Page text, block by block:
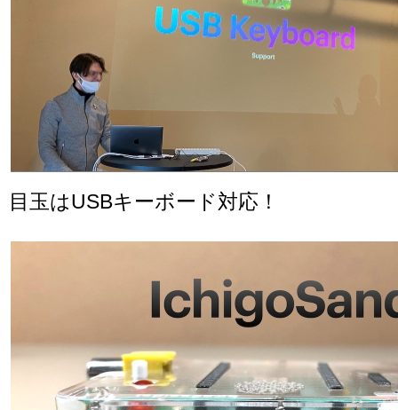
目玉はUSBキーボード対応！